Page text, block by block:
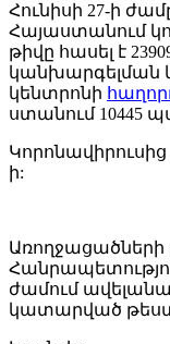
Հունիսի 27-ի
Հայաստանում
թիվը հասել է
կանխարգելման
կենտրոնի
ստանում 10445
ի:
Առողջացածների
ժամում
կատարված